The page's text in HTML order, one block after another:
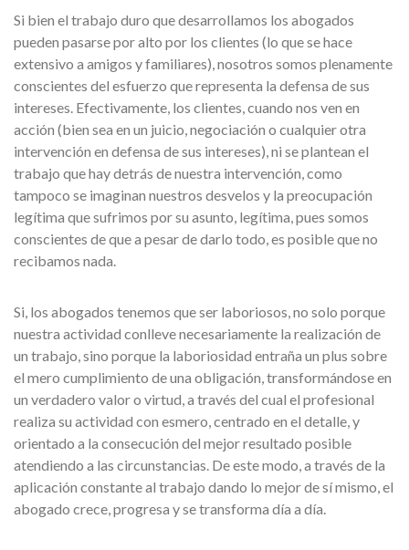
Si bien el trabajo duro que desarrollamos los abogados
pueden pasarse por alto por los clientes (lo que se hace
extensivo a amigos y familiares), nosotros somos plenamente
conscientes del esfuerzo que representa la defensa de sus
intereses. Efectivamente, los clientes, cuando nos ven en
acción (bien sea en un juicio, negociación o cualquier otra
intervención en defensa de sus intereses), ni se plantean el
trabajo que hay detrás de nuestra intervención, como
tampoco se imaginan nuestros desvelos y la preocupación
legítima que sufrimos por su asunto, legítima, pues somos
conscientes de que a pesar de darlo todo, es posible que no
recibamos nada.
Si, los abogados tenemos que ser laboriosos, no solo porque
nuestra actividad conlleve necesariamente la realización de
un trabajo, sino porque la laboriosidad entraña un plus sobre
el mero cumplimiento de una obligación, transformándose en
un verdadero valor o virtud, a través del cual el profesional
realiza su actividad con esmero, centrado en el detalle, y
orientado a la consecución del mejor resultado posible
atendiendo a las circunstancias. De este modo, a través de la
aplicación constante al trabajo dando lo mejor de sí mismo, el
abogado crece, progresa y se transforma día a día.